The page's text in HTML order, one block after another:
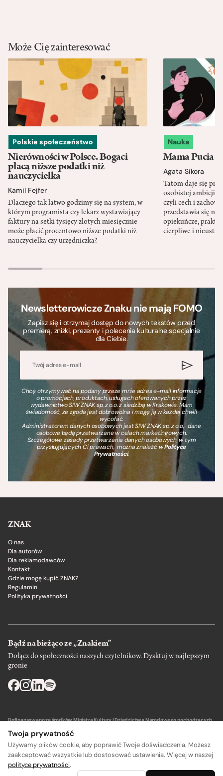
Może Cię zainteresować
Polskie społeczeństwo
Nierówności w Polsce. Bogaci
płacą niższe podatki niż
nauczycielka
Kamil Fejfer
Dlaczego tak łatwo godzimy się na system, w
którym programista czy lekarz wystawiający
faktury na setki tysięcy złotych miesięcznie
może płacić procentowo niższe podatki niż
nauczycielka czy urzędniczka?
Nauka
Mama Pucia
Agata Sikora
Tatom daje się
osobistej ambicji,
czyli cech i
przedstawia się
opiekuńcze,
cierpliwe i
Newsletterowicze Znaku nie mają FOMO
Zapisz się i otrzymaj dostęp do nowych tekstów przed
premierą, zniżki, prezenty i polecenia kulturalne specjalnie
dla Ciebie.
Chcę otrzymywać na podany przeze mnie adres e-mail informacje
o promocjach, produktach, usługach oferowanych przez
wydawnictwo SIW ZNAK sp. z o.o. z siedzibą w Krakowie. Mam
świadomość, że zgoda jest dobrowolna i mogę ją w każdej chwili
wycofać.
Administratorem danych osobowych jest SIW ZNAK sp. z o.o., dane
osobowe będą przetwarzane w celach marketingowych.
Szczegółowe zasady przetwarzania danych osobowych, w tym
przysługujących Ci prawach, można znaleźć wPolityce
Prywatności.
ZNAK
O nas
Dla autorów
Dla reklamodawców
Kontakt
Gdzie mogę kupić ZNAK?
Regulamin
Polityka prywatności
Bądź na bieżąco ze „Znakiem”
Dołącz do społeczności naszych czytelnikow. Dysktuj w najlepszym
gronie
Dofinansowano ze środków Ministra Kultury i Dziedzictwa Narodowego pochodzących
Wydawca: SIW Znak w Krakowie
Twoja prywatność
Używamy plików cookie, aby poprawić Twoje doświadczenia. Możesz
zaakceptować wszystkie lub dostosować ustawienia. Więcej w naszej
polityce prywatności.